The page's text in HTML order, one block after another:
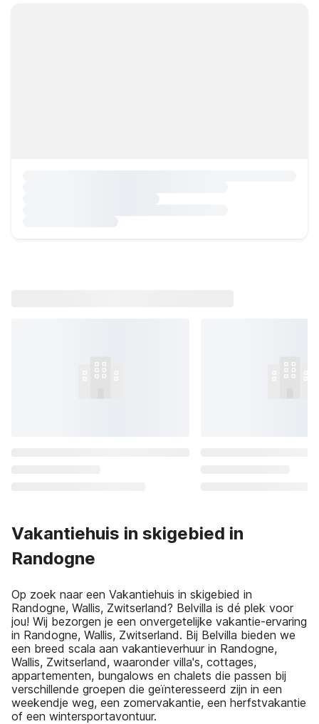
Vakantiehuis in skigebied in
Randogne
Op zoek naar een Vakantiehuis in skigebied in
Randogne, Wallis, Zwitserland? Belvilla is dé plek voor
jou! Wij bezorgen je een onvergetelijke vakantie-ervaring
in Randogne, Wallis, Zwitserland. Bij Belvilla bieden we
een breed scala aan vakantieverhuur in Randogne,
Wallis, Zwitserland, waaronder villa's, cottages,
appartementen, bungalows en chalets die passen bij
verschillende groepen die geïnteresseerd zijn in een
weekendje weg, een zomervakantie, een herfstvakantie
of een wintersportavontuur.